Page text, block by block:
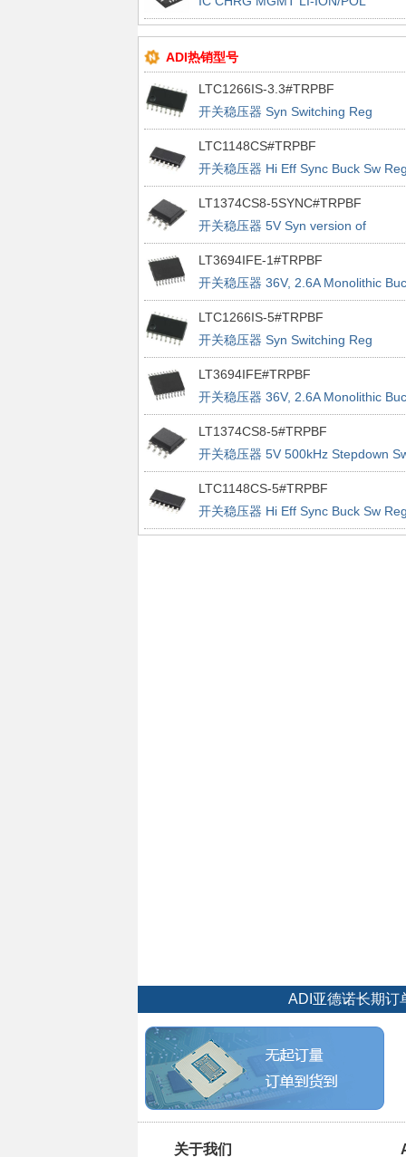
20LFCSP
ADI热销型号
LTC1266IS-3.3#TRPBF
开关稳压器 Syn Switching Reg
Controller
LTC1148CS#TRPBF
开关稳压器 Hi Eff Sync Buck Sw
LT1374CS8-5SYNC#TRPBF
开关稳压器 5V Syn version of
LT1374-5
LT3694IFE-1#TRPBF
开关稳压器 36V, 2.6A Monolithic
Regulator With Dual LDO
LTC1266IS-5#TRPBF
开关稳压器 Syn Switching Reg
Controller
LT3694IFE#TRPBF
开关稳压器 36V, 2.6A Monolithic
Regulator With Dual LDO
LT1374CS8-5#TRPBF
开关稳压器 5V 500kHz Stepdown
Reg
LTC1148CS-5#TRPBF
开关稳压器 Hi Eff Sync Buck Sw
ADI亚德诺长期订
关于我们